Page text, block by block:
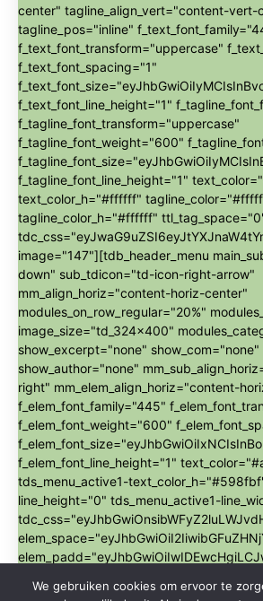
center" tagline_align_vert="content-vert-
tagline_pos="inline"
f_text_font_transform="uppercase"
f_text_font_spacing="1"
f_text_font_line_height="1"
f_tagline_font_transform="uppercase"
f_tagline_font_weight="600"
f_tagline_font_line_height="1"
text_color_h="#ffffff"
tagline_color_h="#ffffff"
image="147"][tdb_header_menu
down" sub_tdicon="td-icon-right-arrow"
mm_align_horiz="content-horiz-center"
modules_on_row_regular="20%"
image_size="td_324x400"
show_excerpt="none"
show_author="none"
right" mm_elem_align_horiz="content-
f_elem_font_family="445"
f_elem_font_weight="600"
f_elem_font_line_height="1"
tds_menu_active1-
line_height="0" tds_menu_active1-
romb-full" sep_color="#ffffff"
We gebruiken cookies om ervoor te